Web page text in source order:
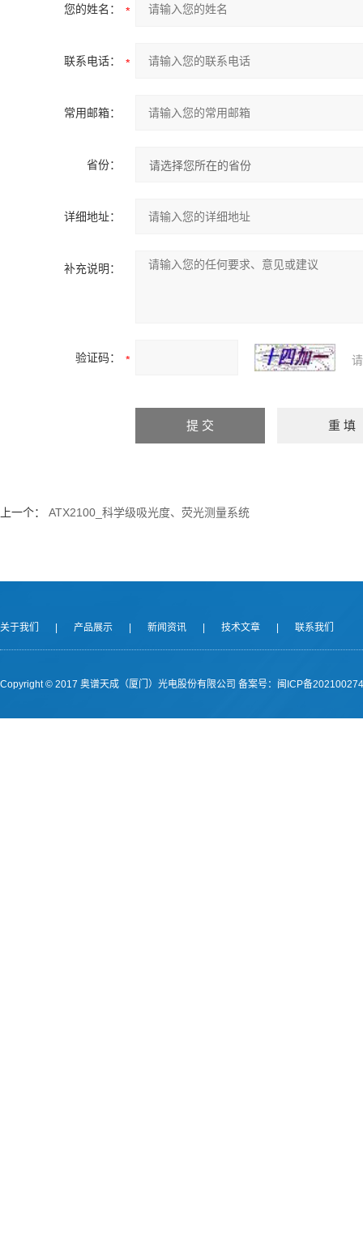
您的姓名：
联系电话：
常用邮箱：
省份：
详细地址：
补充说明：
验证码：
上一个： ATX2100_科学级吸光度、荧光测量系统
关于我们 | 产品展示 | 新闻资讯 | 技术文章 | 联系我们
Copyright © 2017 奥谱天成（厦门）光电股份有限公司 备案号：闽ICP备